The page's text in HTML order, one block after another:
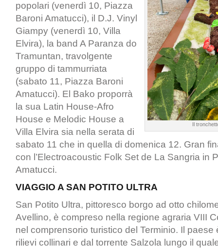
Il
popolari (venerdì 10, Piazza
Baroni Amatucci), il D.J. Vinyl
Giampy (venerdì 10, Villa
Elvira), la band A Paranza do
Tramuntan, travolgente
gruppo di tammurriata
(sabato 11, Piazza Baroni
Amatucci). El Bako proporrà
la sua Latin House-Afro
House e Melodic House a
Villa Elvira sia nella serata di
sabato 11 che in quella di domenica 12. Gran
con l’Electroacoustic Folk Set de La Sangria in
Amatucci.
VIAGGIO A SAN POTITO ULTRA
San Potito Ultra, pittoresco borgo ad otto
Avellino, è compreso nella regione agraria VIII
nel comprensorio turistico del Terminio. Il paese
rilievi collinari e dal torrente Salzola lungo il